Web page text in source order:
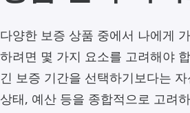
다양한 보증 상품 중에서 나에게
하려면 몇 가지 요소를 고려해야
긴 보증 기간을 선택하기보다는
상태, 예산 등을 종합적으로 고려